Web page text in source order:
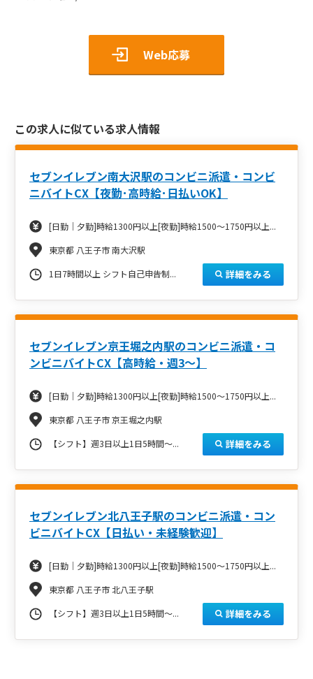
Web応募
この求人に似ている求人情報
セブンイレブン南大沢駅のコンビニ派遣・コンビ
ニバイトCX【夜勤･高時給･日払いOK】
[日勤｜夕勤]時給1300円以上[夜勤]時給1500～1750円以上...
東京都 八王子市 南大沢駅
1日7時間以上 シフト自己申告制... 詳細をみる
セブンイレブン京王堀之内駅のコンビニ派遣・コ
ンビニバイトCX【高時給・週3～】
[日勤｜夕勤]時給1300円以上[夜勤]時給1500～1750円以上...
東京都 八王子市 京王堀之内駅
【シフト】週3日以上1日5時間～... 詳細をみる
セブンイレブン北八王子駅のコンビニ派遣・コン
ビニバイトCX【日払い・未経験歓迎】
[日勤｜夕勤]時給1300円以上[夜勤]時給1500～1750円以上...
東京都 八王子市 北八王子駅
【シフト】週3日以上1日5時間～... 詳細をみる